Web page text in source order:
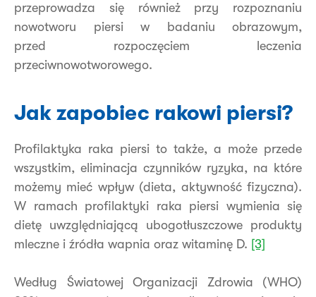
przeprowadza się również przy rozpoznaniu
nowotworu piersi w badaniu obrazowym,
przed rozpoczęciem leczenia
przeciwnowotworowego.
Jak zapobiec rakowi piersi?
Profilaktyka raka piersi to także, a może przede
wszystkim, eliminacja czynników ryzyka, na które
możemy mieć wpływ (dieta, aktywność fizyczna).
W ramach profilaktyki raka piersi wymienia się
dietę uwzględniającą ubogotłuszczowe produkty
mleczne i źródła wapnia oraz witaminę D. [3]
Według Światowej Organizacji Zdrowia (WHO)